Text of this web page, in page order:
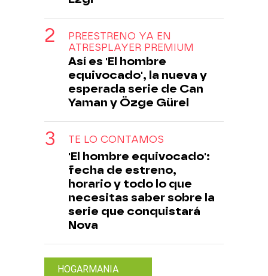
PREESTRENO YA EN
ATRESPLAYER PREMIUM
Así es 'El hombre
equivocado', la nueva y
esperada serie de Can
Yaman y Özge Gürel
TE LO CONTAMOS
'El hombre equivocado':
fecha de estreno,
horario y todo lo que
necesitas saber sobre la
serie que conquistará
Nova
HOGARMANIA